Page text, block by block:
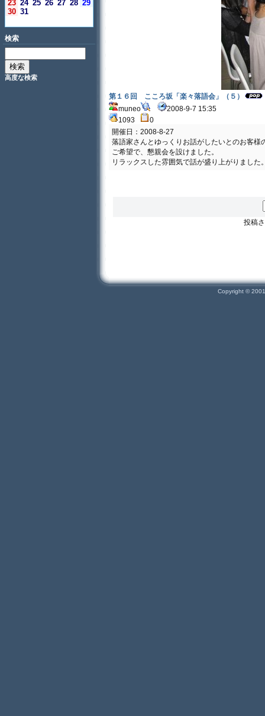
23 24 25 26 27 28 29
30 31
検索
高度な検索
第１６回 こころ坂「楽々落語会」（５）
muneo
2008-9-7 15:35
1093
0
開催日：2008-8-27
落語家さんとゆっくりお話がしたいとのお客様
ご希望で、懇親会を設けました。
リラックスした雰囲気で話が盛り上がりました
投稿
Copyright ©